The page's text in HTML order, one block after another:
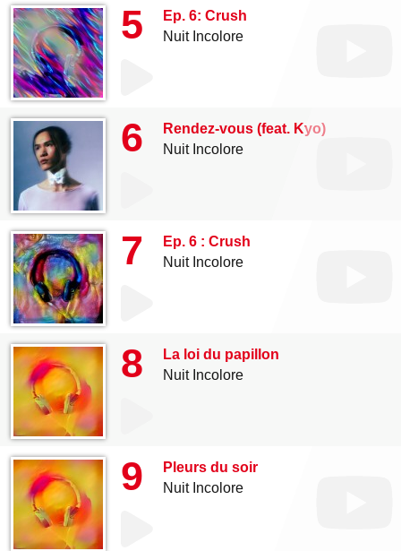
5
Ep. 6: Crush
Nuit Incolore
6
Rendez-vous (feat. Kyo)
Nuit Incolore
7
Ep. 6 : Crush
Nuit Incolore
8
La loi du papillon
Nuit Incolore
9
Pleurs du soir
Nuit Incolore